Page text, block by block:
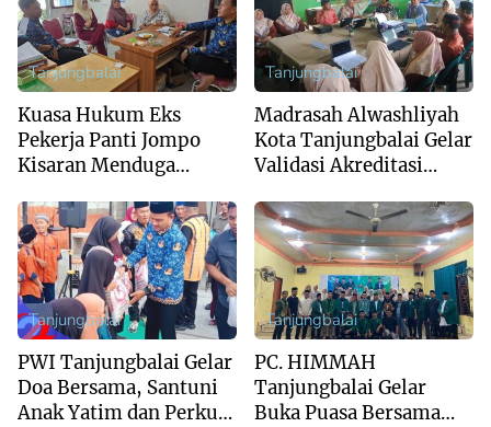
Tanjungbalai
Kuasa Hukum Eks
Pekerja Panti Jompo
Kisaran Menduga
Bentuk PHK
Terselebung
Tanjungbalai
Madrasah Alwashliyah
Kota Tanjungbalai Gelar
Validasi Akreditasi
BAN-PDM Tahun 2026
Tanjungbalai
PWI Tanjungbalai Gelar
Doa Bersama, Santuni
Anak Yatim dan Perkuat
Tanjungbalai
PC. HIMMAH
Tanjungbalai Gelar
Buka Puasa Bersama